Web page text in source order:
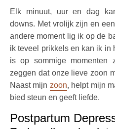
Elk minuut, uur en dag
downs. Met vrolijk zijn en
andere moment lig ik op de
ik teveel prikkels en kan ik in
is op sommige momenten
zeggen dat onze lieve zoon
Naast mijn zoon, helpt mijn
bied steun en geeft liefde.
Postpartum